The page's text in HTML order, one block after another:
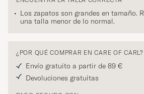
Los zapatos son grandes en tamaño.
una talla menor de lo normal.
¿POR QUÉ COMPRAR EN CARE OF CARL?
Envío gratuito a partir de 89 €
Devoluciones gratuitas